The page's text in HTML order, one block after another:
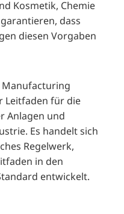
Kosmetik, Chemie
dass
diesen Vorgaben
Leitfaden für die
Anlagen und
Es handelt sich
Regelwerk,
in den
entwickelt.